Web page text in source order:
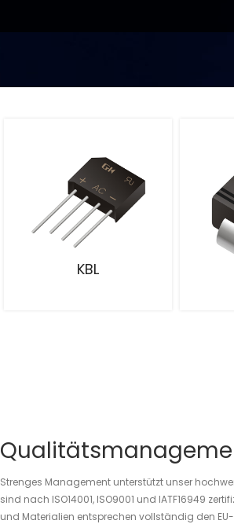
KBL
Strenges Management unterstützt unser
sind nach ISO14001, ISO9001 und IATF16949
und Materialien entsprechen vollständig den